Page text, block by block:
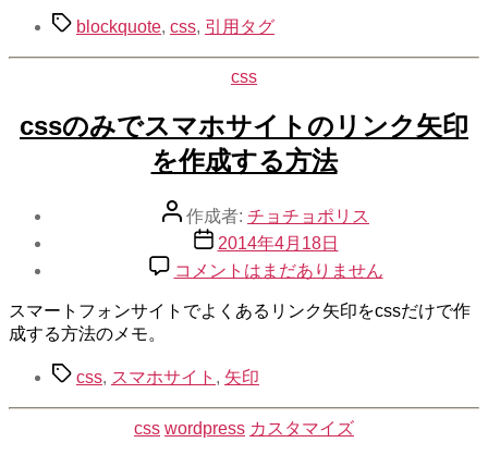
css
で
に
デ
ザ
ン
方
法
タ blockquote, css, 引用タグ
カ
ゴ
リ
ー
css
cssのみでスマホサイトのリンク矢印
を作成する方法
投
者
作成者: チョチョポリス
投
稿
日
2014年4月18日
css
の
み
マ
サ
コメントはまだありません
スマートフォンサイトでよくあるリンク矢印をcssだけで作
成する方法のメモ。
タ css, スマホサイト , 矢印
カ
css wordpress カスタマイズ